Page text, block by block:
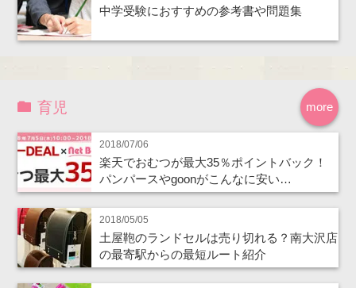
中学受験におすすめの参考書や問題集
more
育児
2018/07/06
楽天でおむつが最大35％ポイントバック！
パンパースやgoonがこんなに安い…
2018/05/05
土屋鞄のランドセルは売り切れる？南大沢店
の最寄駅からの最短ルート紹介